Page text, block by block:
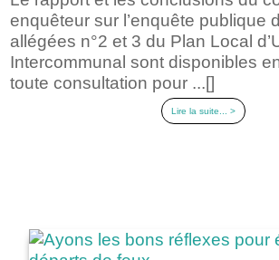
enquêteur sur l’enquête publique
allégées n°2 et 3 du Plan Local
Intercommunal sont disponibles
toute consultation pour ...[]
Lire la suite... >